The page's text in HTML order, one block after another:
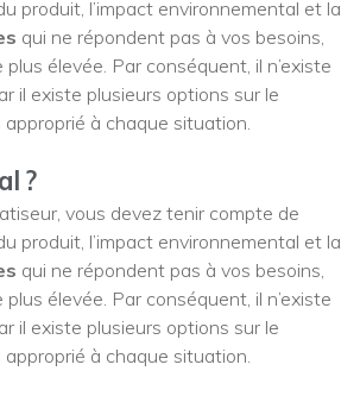
produit, l’impact environnemental et la
qui ne répondent pas à vos besoins,
élevée. Par conséquent, il n’existe
il existe plusieurs options sur le
approprié à chaque situation.
?
vous devez tenir compte de
produit, l’impact environnemental et la
qui ne répondent pas à vos besoins,
élevée. Par conséquent, il n’existe
il existe plusieurs options sur le
approprié à chaque situation.